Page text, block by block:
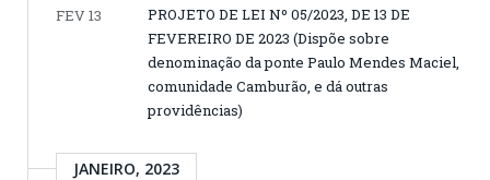
FEV 13
PROJETO DE LEI Nº 05/2023, DE 13 DE
FEVEREIRO DE 2023 (Dispõe sobre
denominação da ponte Paulo Mendes Maciel,
comunidade Camburão, e dá outras
providências)
JANEIRO, 2023